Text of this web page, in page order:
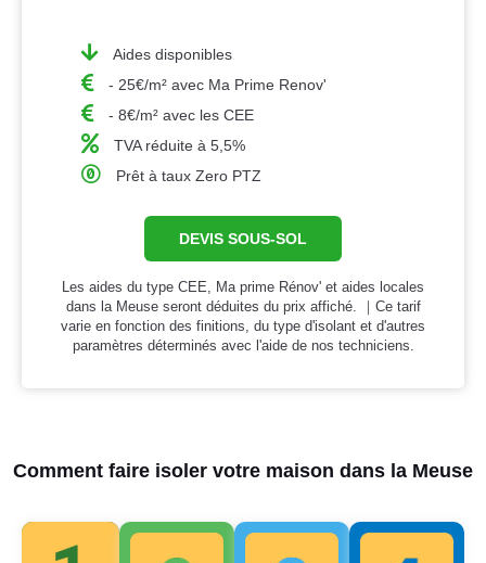
Aides disponibles
- 25€/m² avec Ma Prime Renov'
- 8€/m² avec les CEE
TVA réduite à 5,5%
Prêt à taux Zero PTZ
DEVIS SOUS-SOL
Les aides du type CEE, Ma prime Rénov' et aides locales
dans la Meuse seront déduites du prix affiché. ｜Ce tarif
varie en fonction des finitions, du type d'isolant et d'autres
paramètres déterminés avec l'aide de nos techniciens.
Comment faire isoler votre maison dans la Meuse